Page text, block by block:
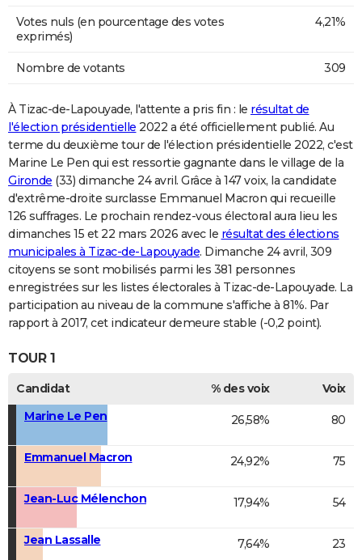
Votes nuls (en pourcentage des votes
exprimés)
4,21%
Nombre de votants 309
À Tizac-de-Lapouyade, l'attente a pris fin : le résultat de
l'élection présidentielle 2022 a été officiellement publié. Au
terme du deuxième tour de l'élection présidentielle 2022, c'est
Marine Le Pen qui est ressortie gagnante dans le village de la
Gironde (33) dimanche 24 avril. Grâce à 147 voix, la candidate
d'extrême-droite surclasse Emmanuel Macron qui recueille
126 suffrages. Le prochain rendez-vous électoral aura lieu les
dimanches 15 et 22 mars 2026 avec le résultat des élections
municipales à Tizac-de-Lapouyade. Dimanche 24 avril, 309
citoyens se sont mobilisés parmi les 381 personnes
enregistrées sur les listes électorales à Tizac-de-Lapouyade. La
participation au niveau de la commune s'affiche à 81%. Par
rapport à 2017, cet indicateur demeure stable (-0,2 point).
TOUR 1
Candidat % des voix
Voix
Marine Le Pen
26,58% 80
Emmanuel Macron 24,92% 75
Jean-Luc Mélenchon 17,94% 54
Jean Lassalle 7,64% 23